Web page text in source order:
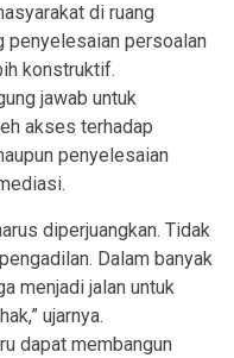
di ruang
penyelesaian persoalan
konstruktif.
jawab untuk
akses terhadap
penyelesaian
diperjuangkan. Tidak
Dalam banyak
menjadi jalan untuk
ujarnya.
dapat membangun